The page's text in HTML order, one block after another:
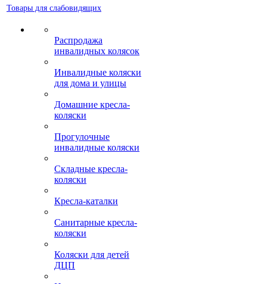
Товары для слабовидящих
Распродажа
инвалидных колясок
Инвалидные коляски
для дома и улицы
Домашние кресла-
коляски
Прогулочные
инвалидные коляски
Складные кресла-
коляски
Кресла-каталки
Санитарные кресла-
коляски
Коляски для детей
ДЦП